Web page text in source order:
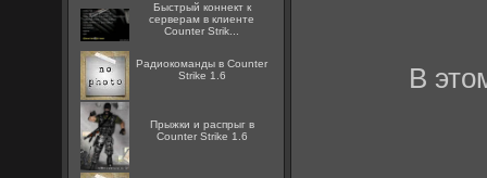
Быстрый коннект к
серверам в клиенте
Counter Strik...
Радиокоманды в Counter
Strike 1.6
Прыжки и распрыг в
Counter Strike 1.6
В